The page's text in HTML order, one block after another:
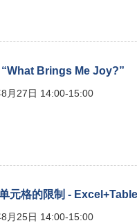
Brings Me Joy?”
月27日 14:00-15:00
元格的限制 -
月25日 14:00-15:00